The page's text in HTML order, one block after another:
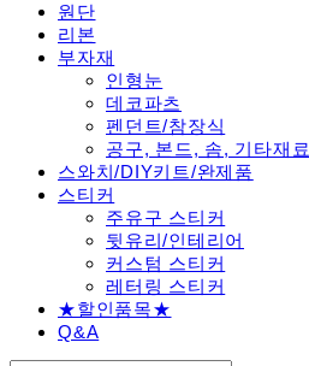
원단
리본
부자재
인형눈
데코파츠
펜던트/참장식
공구, 본드, 솜, 기타재료
스와치/DIY키트/완제품
스티커
주유구 스티커
뒷유리/인테리어
커스텀 스티커
레터링 스티커
★할인품목★
Q&A